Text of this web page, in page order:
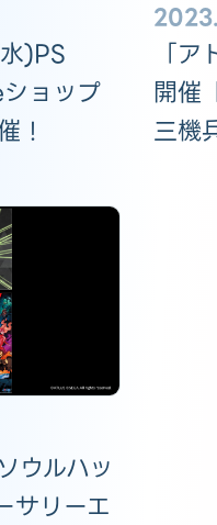
)PS
ョップ
！
「
開催
三機
ルハッ
サリーエ